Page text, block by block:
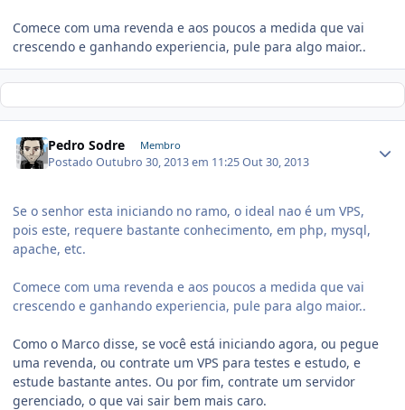
Comece com uma revenda e aos poucos a medida que vai
crescendo e ganhando experiencia, pule para algo maior..
Pedro Sodre Membro
PostadoOutubro 30, 2013 em 11:25Out 30, 2013
Se o senhor esta iniciando no ramo, o ideal nao é um VPS,
pois este, requere bastante conhecimento, em php, mysql,
apache, etc.
Comece com uma revenda e aos poucos a medida que vai
crescendo e ganhando experiencia, pule para algo maior..
Como o Marco disse, se você está iniciando agora, ou pegue
uma revenda, ou contrate um VPS para testes e estudo, e
estude bastante antes. Ou por fim, contrate um servidor
gerenciado, o que vai sair bem mais caro.